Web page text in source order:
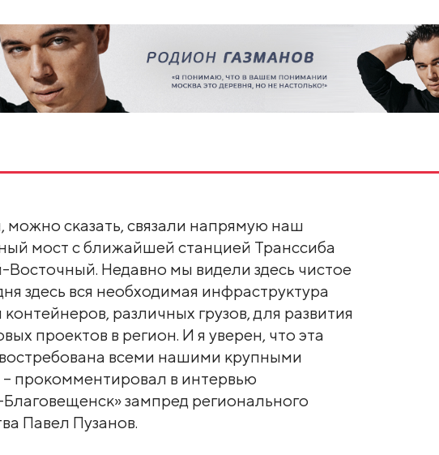
можно сказать, связали напрямую наш
мост с ближайшей станцией Транссиба
Восточный. Недавно мы видели здесь чистое
здесь вся необходимая инфраструктура
контейнеров, различных грузов, для развития
проектов в регион. И я уверен, что эта
востребована всеми нашими крупными
– прокомментировал в интервью
зампред регионального
Павел Пузанов.